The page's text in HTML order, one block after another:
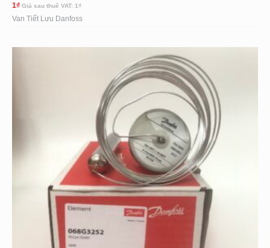
1₫ Giá sau thuế VAT: 1₫
Van Tiết Lưu Danfoss